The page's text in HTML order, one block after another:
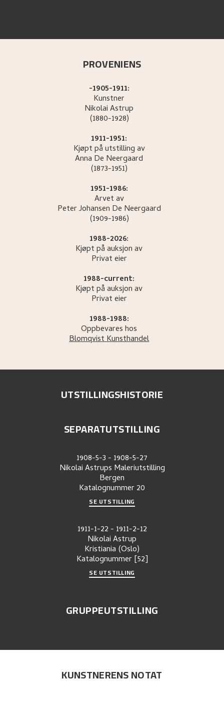
PROVENIENS
-1905-1911:
Kunstner
NikolaiAstrup
(1880-1928)
1911-1951:
Kjøpt på utstilling av
Anna De Neergaard
(1873-1951)
1951-1986:
Arvet av
Peter Johansen De Neergaard
(1909-1986)
1988-2026:
Kjøpt på auksjon av
Privat eier
1988-current:
Kjøpt på auksjon av
Privat eier
1988-1988:
Oppbevares hos
Blomqvist Kunsthandel
UTSTILLINGSHISTORIE
SEPARATUTSTILLING
1908-5-3- 1908-5-27
Nikolai Astrups Maleriutstilling
Bergen
Katalognummer20
SE UTSTILLING
1911-1-22- 1911-2-12
Nikolai Astrup
Kristiania (Oslo)
Katalognummer [52]
SE UTSTILLING
GRUPPEUTSTILLING
KUNSTNERENS NOTAT